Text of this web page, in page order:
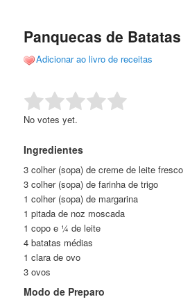
conteúdo
conteúdo
Panquecas de Batatas
Adicionar ao livro de receitas
Rate this item: Submit Rating
No votes yet.
Ingredientes
3 colher (sopa) de creme de leite fresco
3 colher (sopa) de farinha de trigo
1 colher (sopa) de margarina
1 pitada de noz moscada
1 copo e ¼ de leite
4 batatas médias
1 clara de ovo
3 ovos
Modo de Preparo